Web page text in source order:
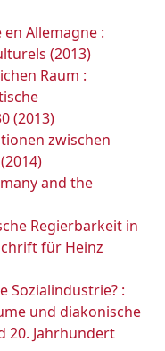
Allemagne :
(2013)
Raum :
(2013)
zwischen
and the
Regierbarkeit in
für Heinz
Sozialindustrie? :
und diakonische
20. Jahrhundert